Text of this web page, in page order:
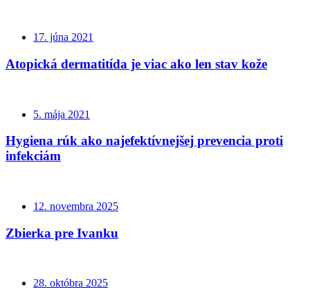
17. júna 2021
Atopická dermatitída je viac ako len stav kože
5. mája 2021
Hygiena rúk ako najefektívnejšej prevencia proti
infekciám
12. novembra 2025
Zbierka pre Ivanku
28. októbra 2025